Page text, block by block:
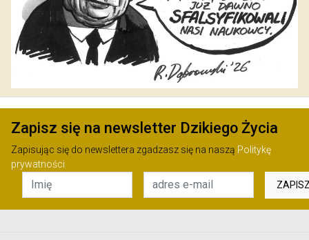
Zapisz się na newsletter Dzikiego Życia
Zapisując się do newslettera zgadzasz się na naszą Politykę
prywatności